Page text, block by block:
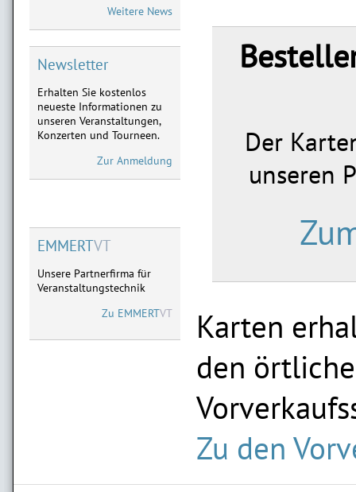
05.-07.05. Dreieich,
02.-04.06. Frankfurt,
28.-29.08. Marburg,
18.-19.09. Limburg
ATZE SCHRÖDER
Neu im Vorverkauf:
28.01.2027 Limburg,
11.02.2027 Frankfurt,
03.04.2027 Marburg
09.09.2027 Göttingen
Weitere News
Newsletter
Erhalten Sie kostenlos
neueste Informationen zu
unseren Veranstaltungen,
Konzerten und Tourneen.
Zur Anmeldung
EMMERTVT
Unsere Partnerfirma für
Veranstaltungstechnik
Zu EMMERTVT
Der
unseren
Karten
den
Zu den